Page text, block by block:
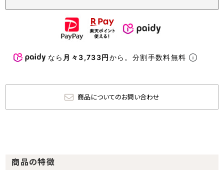
なら 月々3,733円から。分割手数料無料
商品についてのお問い合わせ
商品の特徴